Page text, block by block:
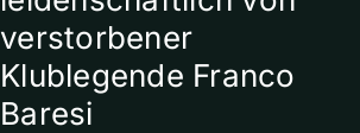
verstorbener
Klublegende Franco
Baresi